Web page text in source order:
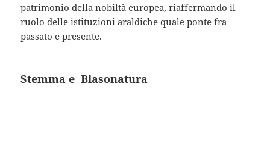
patrimonio della nobiltà europea, riaffermando il
ruolo delle istituzioni araldiche quale ponte fra
passato e presente.
Stemma e Blasonatura